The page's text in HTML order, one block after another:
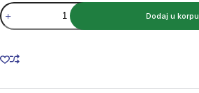
GVN
RESIVER
HORIZONTALNI
TANKI
SA
VIDNA
Dodaj u korpu